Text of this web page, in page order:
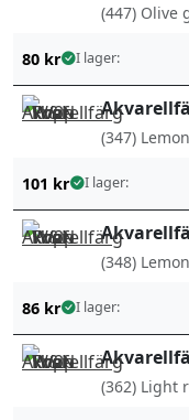
(447) Olive
80 kr I lager:
(347)
101 kr I lager:
(348)
86 kr I lager:
(362) Light